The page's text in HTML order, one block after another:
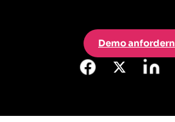
Demo anfordern